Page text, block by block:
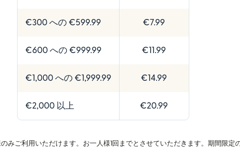
€300 への €599.99 €7.99
€600 への €999.99 €11.99
€1,000 への €1,999.99 €14.99
€2,000 以上 €20.99
みご利用いただけます。お一人様1回までとさせていただきます。期間限定